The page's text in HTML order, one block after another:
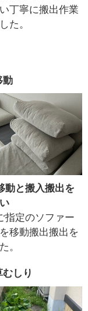
丁寧に搬出作業
た。
動
動と搬入搬出を
指定のソファー
移動搬出搬出を
。
しり